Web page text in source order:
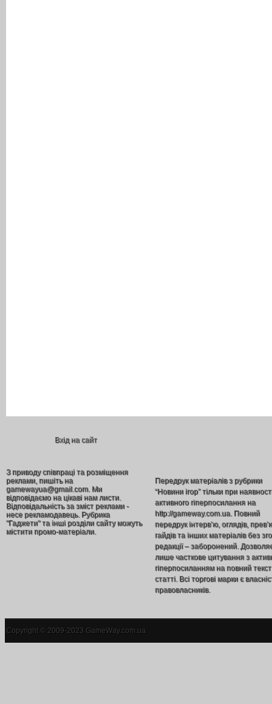
Вхід на сайт
З приводу співпраці та розміщення
реклами, пишіть на
gamewayua@gmail.com. Ми
відповідаємо на цікаві нам листи.
Відповідальність за зміст реклами -
несе рекламодавець. Рубрика
"Гаджети" та інші розділи сайту можуть
містити промо-матеріали.
Передрук матеріалів з рубрики
“Новини ігор” тільки при
активного гіперпосилання на
http://gameway.com.ua. Повний
передрук інтерв’ю, оглядів,
гайдів та інших матеріалів без
редакції – заборонений.
лише часткове цитування з
гіперпосиланням на повний текст
статті. Всі торгові марки є
правовласників.
Copyright © 2009-2023 GameWay.com.ua